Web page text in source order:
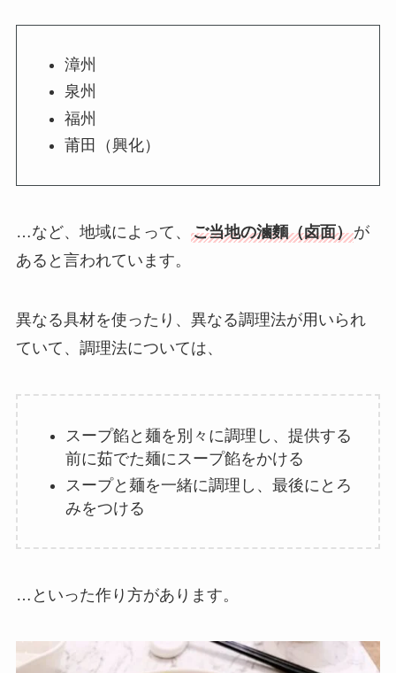
漳州
泉州
福州
莆田（興化）
…など、地域によって、 ご当地の滷麵（卤面）が
あると言われています。
異なる具材を使ったり、異なる調理法が用いられ
ていて、調理法については、
スープ餡と麺を別々に調理し、提供する
前に茹でた麺にスープ餡をかける
スープと麺を一緒に調理し、最後にとろ
みをつける
…といった作り方があります。